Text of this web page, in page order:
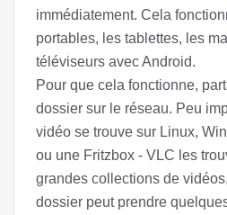
immédiatement. Cela
portables, les tablettes, les
téléviseurs avec Android.
Pour que cela fonctionne,
dossier sur le réseau. Peu
vidéo se trouve sur Linux,
ou une Fritzbox - VLC les
grandes collections de
dossier peut prendre